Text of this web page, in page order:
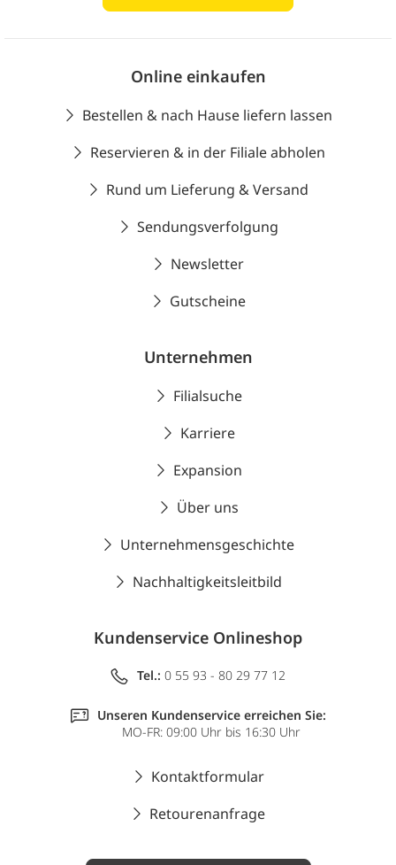
Online einkaufen
Bestellen & nach Hause liefern lassen
Reservieren & in der Filiale abholen
Rund um Lieferung & Versand
Sendungsverfolgung
Newsletter
Gutscheine
Unternehmen
Filialsuche
Karriere
Expansion
Über uns
Unternehmensgeschichte
Nachhaltigkeitsleitbild
Kundenservice Onlineshop
Tel.: 0 55 93 - 80 29 77 12
Unseren Kundenservice erreichen Sie:
MO-FR: 09:00 Uhr bis 16:30 Uhr
Kontaktformular
Retourenanfrage